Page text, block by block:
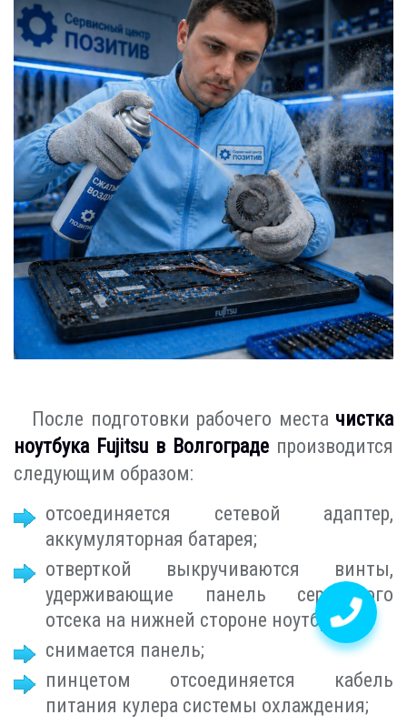
После подготовки рабочего места чистка
ноутбука Fujitsu в Волгограде производится
следующим образом:
отсоединяется сетевой адаптер,
аккумуляторная батарея;
отверткой выкручиваются винты,
удерживающие панель сервисного
отсека на нижней стороне ноутбука;
снимается панель;
пинцетом отсоединяется кабель
питания кулера системы охлаждения;